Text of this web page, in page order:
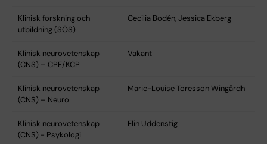
Klinisk forskning och
utbildning (SÖS)
Cecilia Bodén, Jessica Ekberg
Klinisk neurovetenskap
(CNS) – CPF/KCP
Vakant
Klinisk neurovetenskap
(CNS) – Neuro
Marie-Louise Toresson Wingårdh
Klinisk neurovetenskap
(CNS) - Psykologi
Elin Uddenstig